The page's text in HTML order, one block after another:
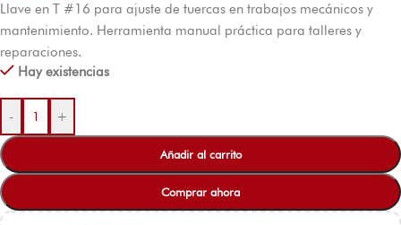
Llave en T #16 para ajuste de tuercas en trabajos mecánicos y
mantenimiento. Herramienta manual práctica para talleres y
reparaciones.
Hay existencias
- +
Añadir al carrito
Comprar ahora